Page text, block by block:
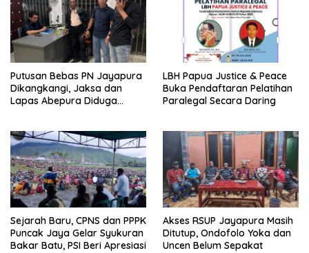
Putusan Bebas PN Jayapura
Dikangkangi, Jaksa dan
Lapas Abepura Diduga
LBH Papua Justice & Peace
Buka Pendaftaran Pelatihan
Paralegal Secara Daring
Sejarah Baru, CPNS dan PPPK
Puncak Jaya Gelar Syukuran
Bakar Batu, PSI Beri Apresiasi
Akses RSUP Jayapura Masih
Ditutup, Ondofolo Yoka dan
Uncen Belum Sepakat